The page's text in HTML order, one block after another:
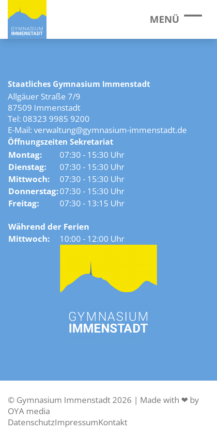
MENÜ
Staatliches Gymnasium Immenstadt
Allgäuer Straße 7/9
87509 Immenstadt
Tel: 08323 9985 9200
E-Mail: verwaltung@gymnasium-immenstadt.de
Öffnungszeiten Sekretariat
Montag:
07:30 - 15:30 Uhr
Dienstag:
07:30 - 15:30 Uhr
Mittwoch:
07:30 - 15:30 Uhr
Donnerstag:07:30 - 15:30 Uhr
Freitag:
07:30 - 13:15 Uhr
Während der Ferien
Mittwoch:
10:00 - 12:00 Uhr
© Gymnasium Immenstadt 2026 | Made with ❤︎ by
OYA media
DatenschutzImpressumKontakt